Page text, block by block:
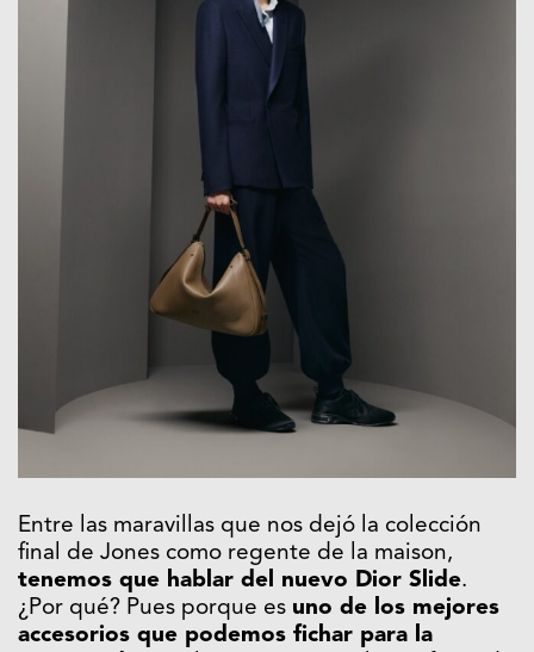
Entre las maravillas que nos dejó la colección
final de Jones como regente de la maison,
tenemos que hablar del nuevo Dior Slide.
¿Por qué? Pues porque es uno de los mejores
accesorios que podemos fichar para la